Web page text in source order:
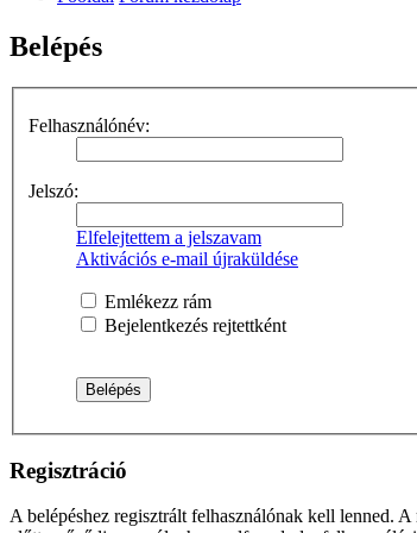
Belépés
Felhasználónév:
Jelszó:
Elfelejtettem a jelszavam
Aktivációs e-mail újraküldése
Emlékezz rám
Bejelentkezés rejtettként
Regisztráció
A belépéshez regisztrált felhasználónak kell lenned.